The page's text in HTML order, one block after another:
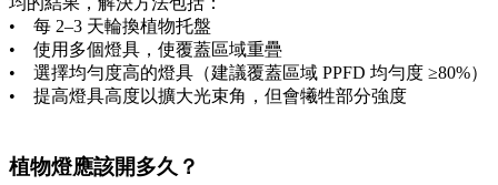
• 每 2–3 天輪換植物托盤
• 使用多個燈具，使覆蓋區域重疊
• 選擇均勻度高的燈具（建議覆蓋區域 PPFD 均勻度 ≥80%）
• 提高燈具高度以擴大光束角，但會犧牲部分強度
植物燈應該開多久？